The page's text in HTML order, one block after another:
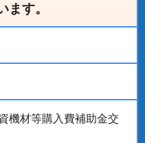
ます。
機材等購入費補助金交